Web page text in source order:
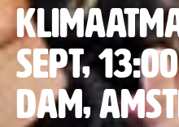
sept,
dam,